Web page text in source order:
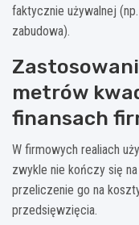
faktycznie używalnej
zabudowa).
metrów
finansach
W firmowych realiach
zwykle nie kończy się
przeliczenie go na
przedsięwzięcia.